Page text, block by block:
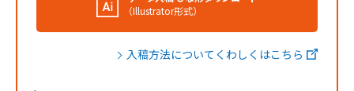
（Illustrator形式）
入稿方法についてくわしくはこちら